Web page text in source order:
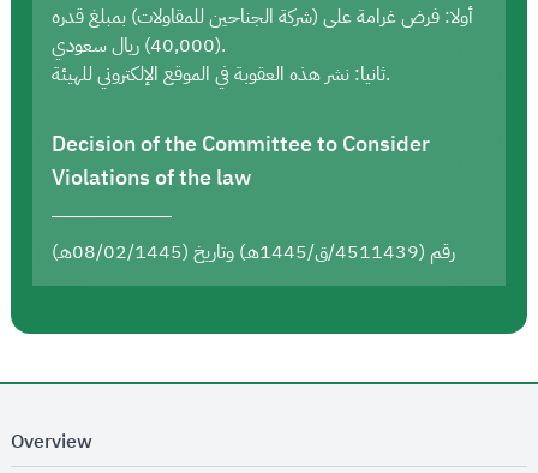
أولا: فرض غرامة على (شركة الجناحين للمقاولات) بمبلغ قدره
(40,000) ريال سعودي.
ثانيا: نشر هذه العقوبة في الموقع الإلكتروني للهيئة.
Decision of the Committee to Consider
Violations of the law
رقم (4511439/ق/1445هـ) وتاريخ (08/02/1445هـ)
Overview